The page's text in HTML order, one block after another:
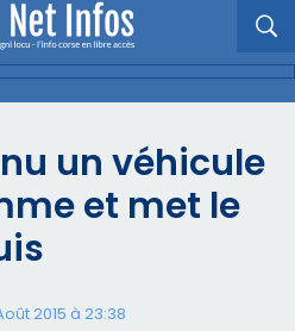
un véhicule
et met le
2015 à 23:38